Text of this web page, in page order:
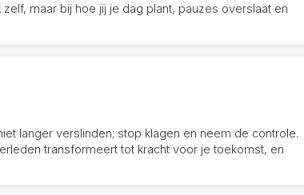
maar bij hoe jij je dag plant, pauzes overslaat en
langer verslinden; stop klagen en neem de controle.
transformeert tot kracht voor je toekomst, en